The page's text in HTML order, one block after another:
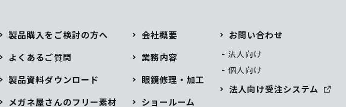
製品購入をご検討の方へ
よくあるご質問
製品資料ダウンロード
メガネ屋さんのフリー素材
会社概要
業務内容
眼鏡修理・加工
ショールーム
お問い合わせ
法人向け
個人向け
法人向け受注システム